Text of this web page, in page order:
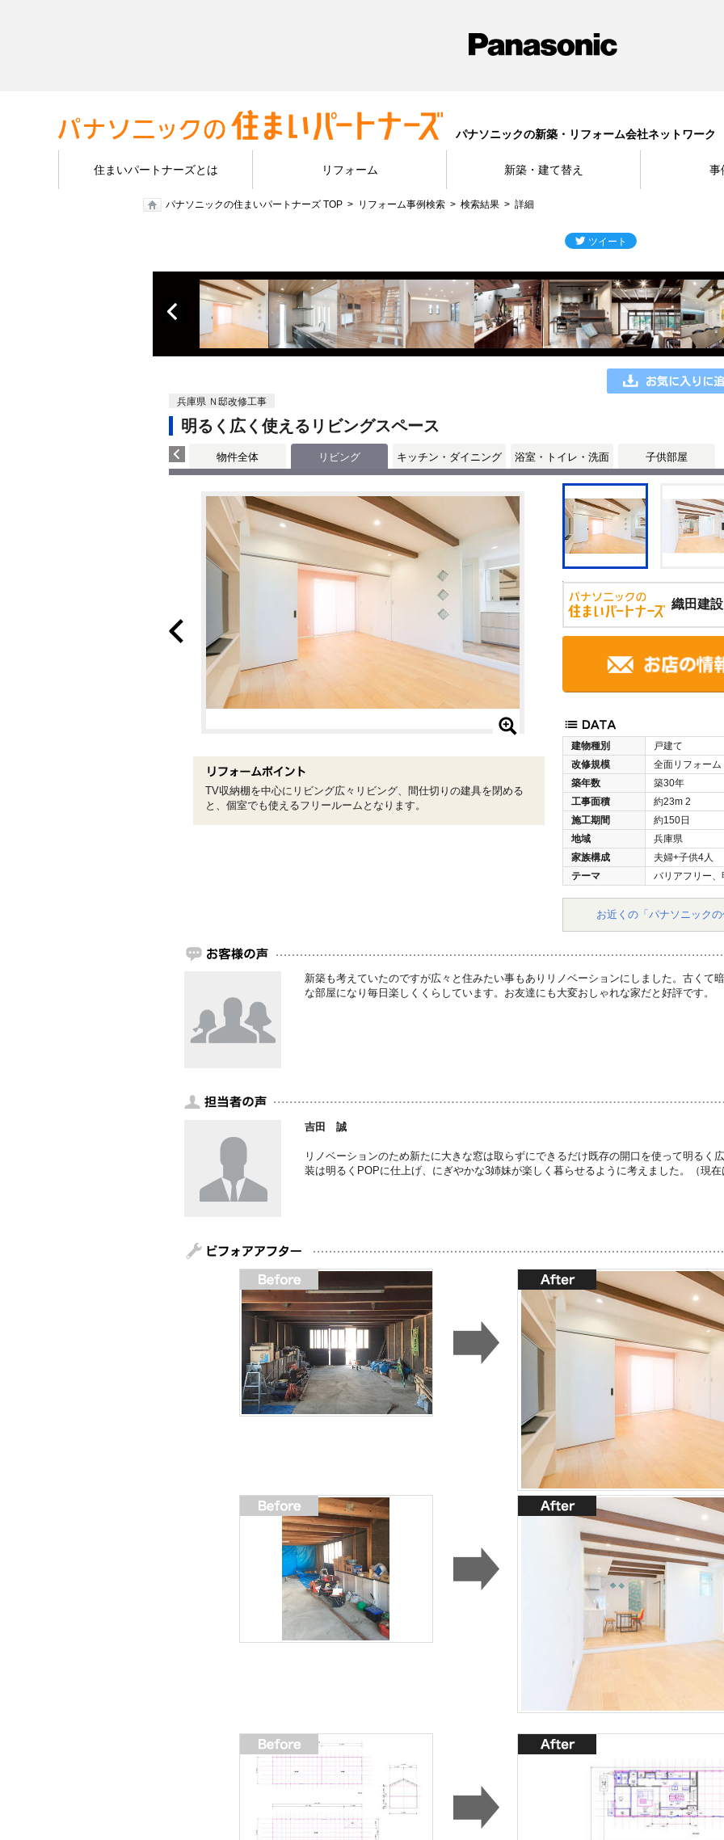
パナソニックの新築・リフォーム会社ネットワーク
住まいパートナーズとは リフォーム 新築・建て替え 事
パナソニックの住まいパートナーズ TOP リフォーム事例検索 検索結果 詳細
兵庫県 Ｎ邸改修工事
明るく広く使えるリビングスペース
物件全体 リビング キッチン・ダイニング 浴室・トイレ・洗面 子供部屋
織田建
建物種別
戸建て
改修規模
全面リフォーム
築年数
築30年
工事面積
約23m 2
施工期間
約150日
地域
兵庫県
家族構成
夫婦+子供4人
テーマ
バリアフリー
お近くの「パナソニック
TV収納棚を中心にリビング広々リビング、間仕切りの建具を閉める
と、個室でも使えるフリールームとなります。
新築も考えていたのですが広々と住みたい事もありリノベーションにしました。古くて
な部屋になり毎日楽しくくらしています。お友達にも大変おしゃれな家だと好評です。
吉田 誠
リノベーションのため新たに大きな窓は取らずにできるだけ既存の開口を使って明るく
装は明るくPOPに仕上げ、にぎやかな3姉妹が楽しく暮らせるように考えました。（現